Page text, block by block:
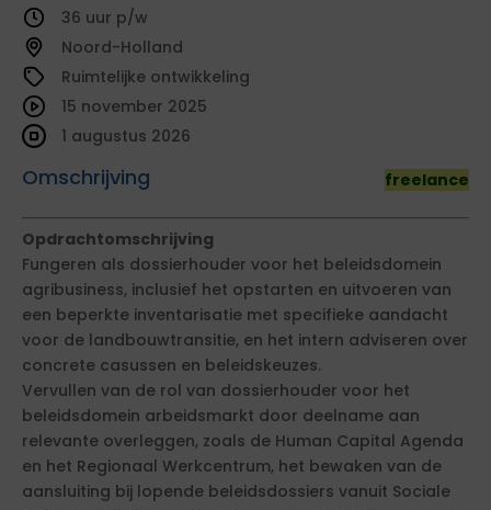
36
Noord-Holland
Ruimtelijke ontwikkeling
Omschrijving freelance
15 november 2025
1 augustus 2026
Opdrachtomschrijving
Fungeren als dossierhouder voor het beleidsdomein
agribusiness, inclusief het opstarten en uitvoeren van
een beperkte inventarisatie met specifieke aandacht
voor de landbouwtransitie, en het intern adviseren over
concrete casussen en beleidskeuzes.
Vervullen van de rol van dossierhouder voor het
beleidsdomein arbeidsmarkt door deelname aan
relevante overleggen, zoals de Human Capital Agenda
en het Regionaal Werkcentrum, het bewaken van de
aansluiting bij lopende beleidsdossiers vanuit Sociale